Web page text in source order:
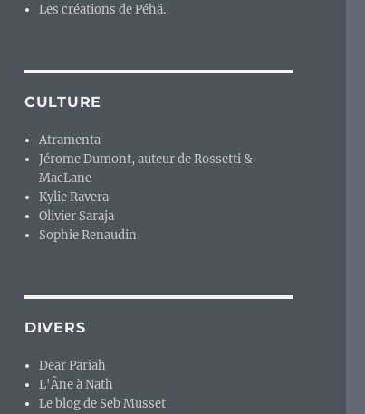
Les créations de Péhä.
CULTURE
Atramenta
Jérome Dumont, auteur de Rossetti &
MacLane
Kylie Ravera
Olivier Saraja
Sophie Renaudin
DIVERS
Dear Pariah
L'Âne à Nath
Le blog de Seb Musset